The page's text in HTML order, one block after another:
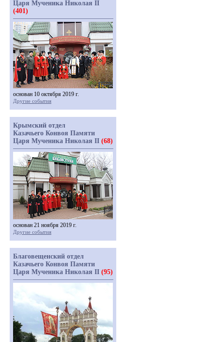
Царя Мученика Николая II
(401)
основан 10 октября 2019 г.
Другие события
Крымский отдел
Казачьего Конвоя Памяти
Царя Мученика Николая II (68)
основан 21 ноября 2019 г.
Другие события
Благовещенский отдел
Казачьего Конвоя Памяти
Царя Мученика Николая II (95)